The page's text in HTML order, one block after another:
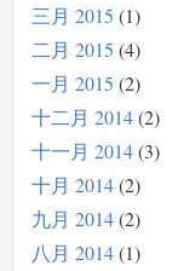
三月 2015 1
二月 2015 4
一月 2015 2
十二月 2014 2
十一月 2014 3
十月 2014 2
九月 2014 2
八月 2014 1